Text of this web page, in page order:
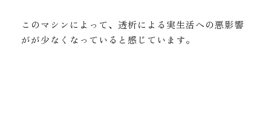
このマシンによって、透析による実生活への悪影響
がが少なくなっていると感じています。